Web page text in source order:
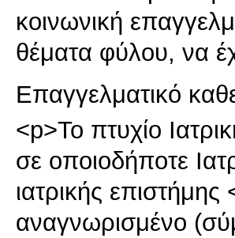
κοινωνική
θέματα φύλου, να
Επαγγελματικό
<p>Το πτυχίο
σε οποιοδήποτε
ιατρικής
αναγνωρισμένο